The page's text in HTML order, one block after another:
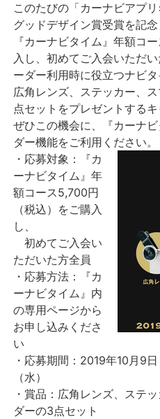
このたびの「カーナビアプ
グッドデザイン賞受賞を記
『カーナビタイム』年額コ
入し、初めてご入会いただ
ーダー利用時に役立つナビ
広角レンズ、ステッカー、
点セットをプレゼントする
ぜひこの機会に、『カーナ
ダー機能をご利用ください。
・応募対象：『カ
ーナビタイム』年
額コース5,700円
（税込）をご購入
し、
初めてご入会い
ただいた方全員
・応募方法：『カ
ーナビタイム』内
の専用ページから
お申し込みくださ
い
・応募期間：2019年10月9
（水）
・賞品：広角レンズ、ステ
ダーの3点セット